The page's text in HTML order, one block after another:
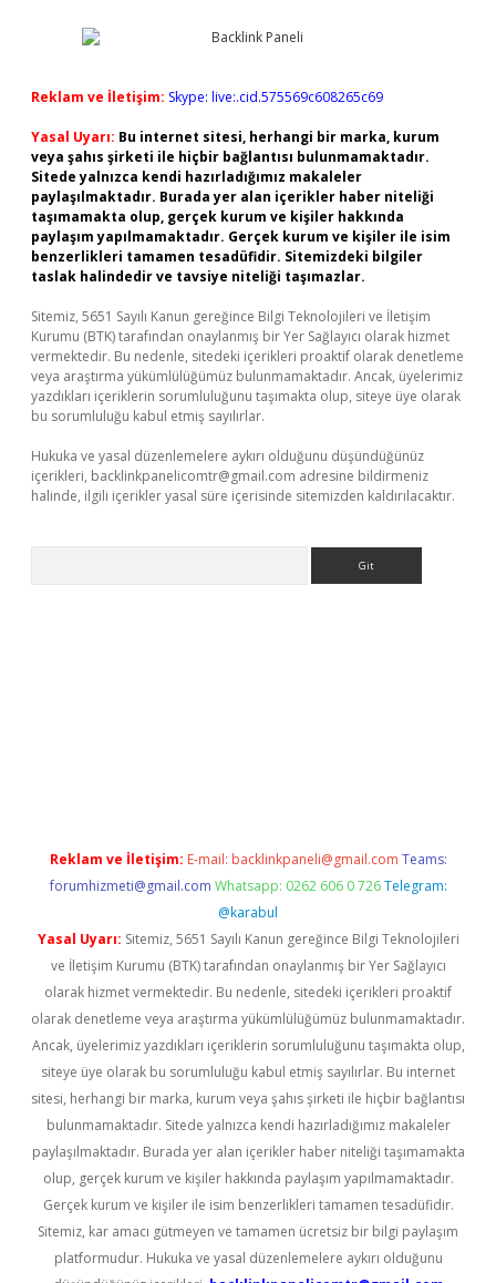
Reklam ve İletişim: Skype: live:.cid.575569c608265c69
Yasal Uyarı: Bu internet sitesi, herhangi bir marka, kurum
veya şahıs şirketi ile hiçbir bağlantısı bulunmamaktadır.
Sitede yalnızca kendi hazırladığımız makaleler
paylaşılmaktadır. Burada yer alan içerikler haber niteliği
taşımamakta olup, gerçek kurum ve kişiler hakkında
paylaşım yapılmamaktadır. Gerçek kurum ve kişiler ile isim
benzerlikleri tamamen tesadüfidir. Sitemizdeki bilgiler
taslak halindedir ve tavsiye niteliği taşımazlar.
Sitemiz, 5651 Sayılı Kanun gereğince Bilgi Teknolojileri ve İletişim
Kurumu (BTK) tarafından onaylanmış bir Yer Sağlayıcı olarak hizmet
vermektedir. Bu nedenle, sitedeki içerikleri proaktif olarak denetleme
veya araştırma yükümlülüğümüz bulunmamaktadır. Ancak, üyelerimiz
yazdıkları içeriklerin sorumluluğunu taşımakta olup, siteye üye olarak
bu sorumluluğu kabul etmiş sayılırlar.
Hukuka ve yasal düzenlemelere aykırı olduğunu düşündüğünüz
içerikleri, backlinkpanelicomtr@gmail.com adresine bildirmeniz
halinde, ilgili içerikler yasal süre içerisinde sitemizden kaldırılacaktır.
Reklam ve İletişim: E-mail: backlinkpaneli@gmail.com Teams:
forumhizmeti@gmail.com Whatsapp: 0262 606 0 726 Telegram:
@karabul
Yasal Uyarı: Sitemiz, 5651 Sayılı Kanun gereğince Bilgi Teknolojileri
ve İletişim Kurumu (BTK) tarafından onaylanmış bir Yer Sağlayıcı
olarak hizmet vermektedir. Bu nedenle, sitedeki içerikleri proaktif
olarak denetleme veya araştırma yükümlülüğümüz bulunmamaktadır.
Ancak, üyelerimiz yazdıkları içeriklerin sorumluluğunu taşımakta olup,
siteye üye olarak bu sorumluluğu kabul etmiş sayılırlar. Bu internet
sitesi, herhangi bir marka, kurum veya şahıs şirketi ile hiçbir bağlantısı
bulunmamaktadır. Sitede yalnızca kendi hazırladığımız makaleler
paylaşılmaktadır. Burada yer alan içerikler haber niteliği taşımamakta
olup, gerçek kurum ve kişiler hakkında paylaşım yapılmamaktadır.
Gerçek kurum ve kişiler ile isim benzerlikleri tamamen tesadüfidir.
Sitemiz, kar amacı gütmeyen ve tamamen ücretsiz bir bilgi paylaşım
platformudur. Hukuka ve yasal düzenlemelere aykırı olduğunu